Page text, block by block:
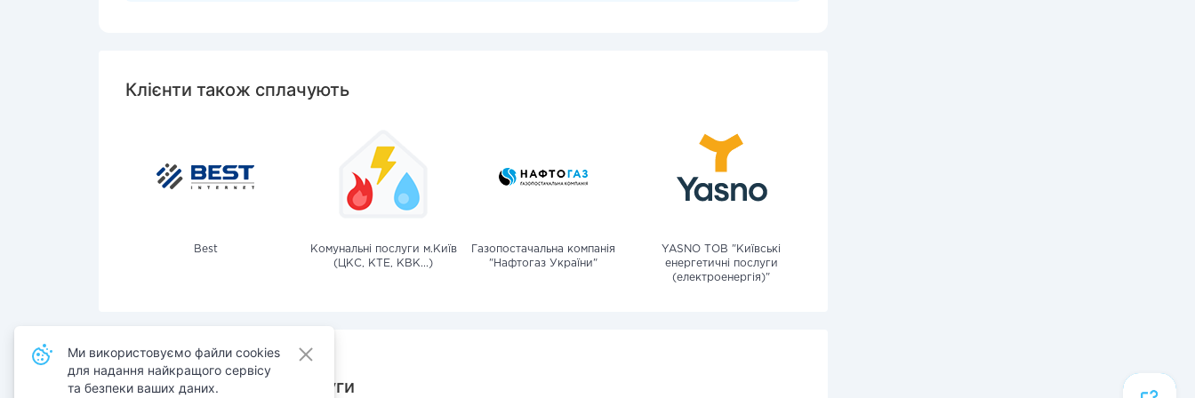
Клієнти також сплачують
Best
Комунальні послуги м.Київ
(ЦКС, КТЕ, КВК...)
Газопостачальна компанія
"Нафтогаз України"
YASNO ТОВ "Київські
енергетичні послуги
(електроенергія)"
Також сплачують послуги
Ми використовуємо файли cookies
для надання найкращого сервісу
та безпеки ваших даних.